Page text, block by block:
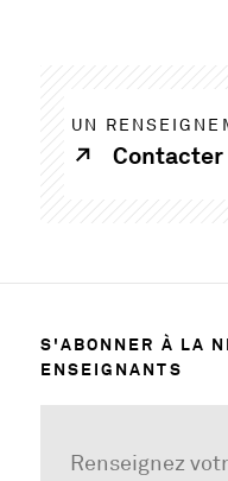
UN
Contacter
S'ABONNER À LA
ENSEIGNANTS